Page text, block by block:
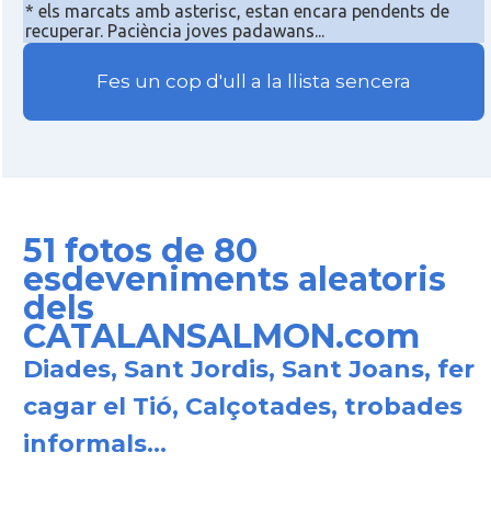
* els marcats amb asterisc, estan encara pendents de
recuperar. Paciència joves padawans...
Fes un cop d'ull a la llista sencera
51 fotos de 80
esdeveniments aleatoris
dels
CATALANSALMON.com
Diades, Sant Jordis, Sant Joans, fer
cagar el Tió, Calçotades, trobades
informals...